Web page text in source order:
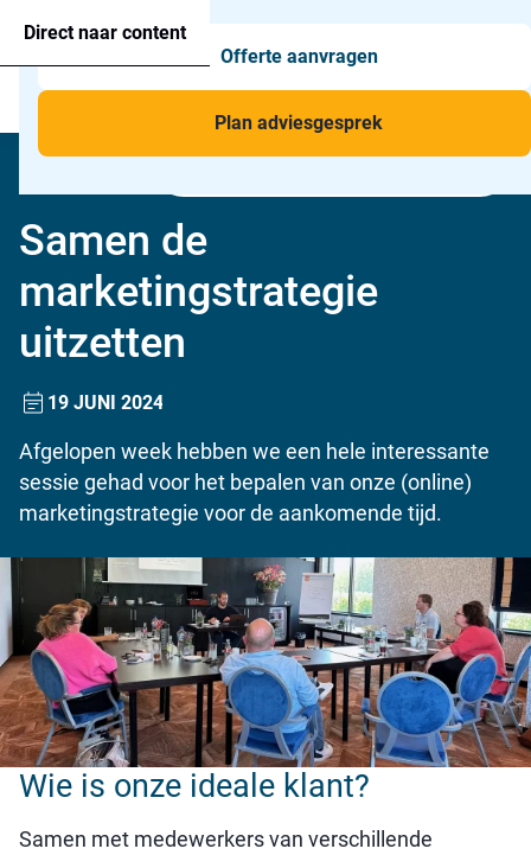
Direct naar content
Menu
Agressie alarmering
Man-down & BHV Alarmering
Voor wie
Toepassingen
Offerte aanvragen
Plan adviesgesprek
Samen de marketingstrategie
Samen de
marketingstrategie
uitzetten
19 JUNI 2024
Afgelopen week hebben we een hele interessante
sessie gehad voor het bepalen van onze (online)
marketingstrategie voor de aankomende tijd.
Wie is onze ideale klant?
Samen met medewerkers van verschillende